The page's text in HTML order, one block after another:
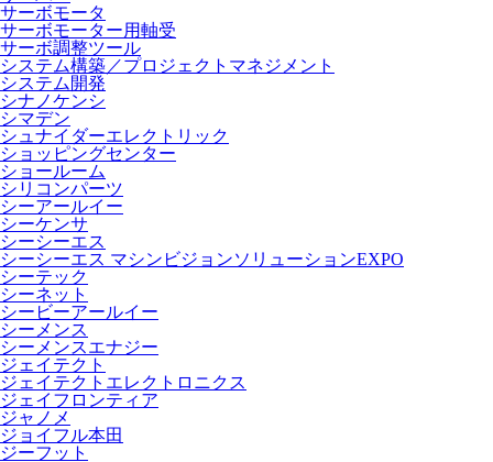
サーボモータ
サーボモーター用軸受
サーボ調整ツール
システム構築／プロジェクトマネジメント
システム開発
シナノケンシ
シマデン
シュナイダーエレクトリック
ショッピングセンター
ショールーム
シリコンパーツ
シーアールイー
シーケンサ
シーシーエス
シーシーエス マシンビジョンソリューションEXPO
シーテック
シーネット
シービーアールイー
シーメンス
シーメンスエナジー
ジェイテクト
ジェイテクトエレクトロニクス
ジェイフロンティア
ジャノメ
ジョイフル本田
ジーフット